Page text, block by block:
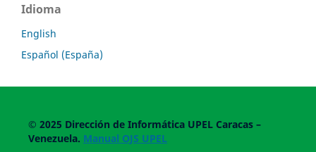
Idioma
English
Español (España)
© 2025 Dirección de Informática UPEL Caracas –
Venezuela. Manual OJS UPEL